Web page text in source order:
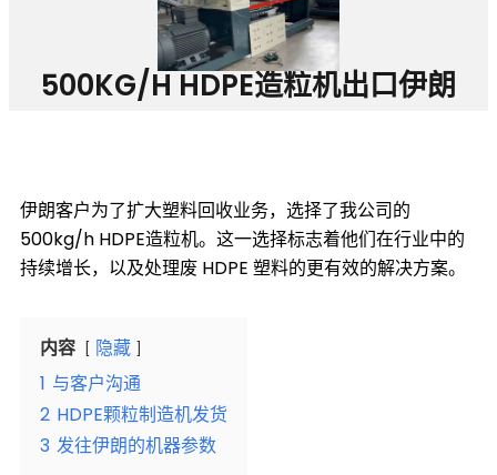
500KG/H HDPE造粒机出口伊朗
伊朗客户为了扩大塑料回收业务，选择了我公司的
500kg/h HDPE造粒机。这一选择标志着他们在行业中的
持续增长，以及处理废 HDPE 塑料的更有效的解决方案。
内容
隐藏
1 与客户沟通
2 HDPE颗粒制造机发货
3 发往伊朗的机器参数